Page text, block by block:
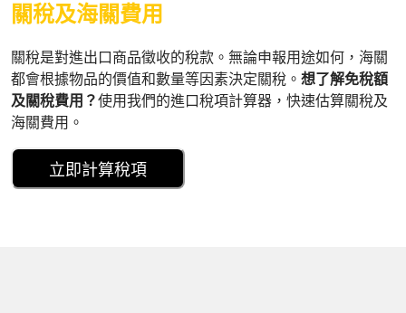
關稅及海關費用
關稅是對進出口商品徵收的稅款。無論申報用途如何，海關
都會根據物品的價值和數量等因素決定關稅。 想了解免稅額
及關稅費用？使用我們的進口稅項計算器，快速估算關稅及
海關費用。
立即計算稅項